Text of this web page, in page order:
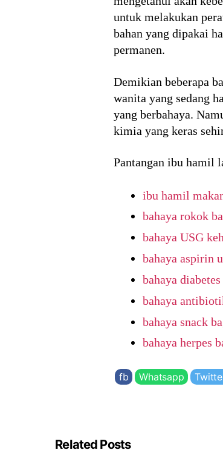
untuk melakukan
bahan yang dipakai
permanen.
Demikian beberapa
wanita yang sedang
yang berbahaya.
kimia yang keras
Pantangan ibu hamil
ibu hamil
bahaya rokok
bahaya USG
bahaya aspirin
bahaya
bahaya
bahaya snack
bahaya herpes
fb Whatsapp
Related Posts